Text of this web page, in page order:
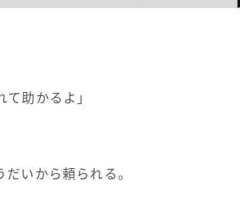
助かるよ」
いから頼られる。